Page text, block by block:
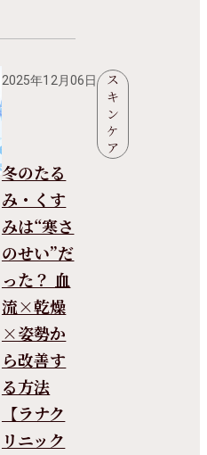
2025年12月06日
ス
キ
ン
ケ
ア
冬のたる
み・くす
みは“寒さ
のせい”だ
った？ 血
流×乾燥
×姿勢か
ら改善す
る方法
【ラナク
リニック